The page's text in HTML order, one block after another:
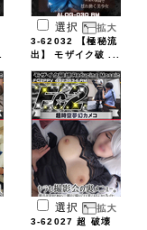
選択
3-62032 【極秘流
出】 モザイク破 ...
選択
3-62027 超 破壊